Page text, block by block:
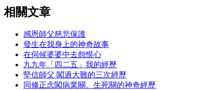
相關文章
感恩師父慈悲保護
發生在我身上的神奇故事
在伺候婆婆中去怨恨心
九九年「四二五」我的經歷
堅信師父 闖過大難的三次經歷
同修正念闖病業關、生死關的神奇經歷